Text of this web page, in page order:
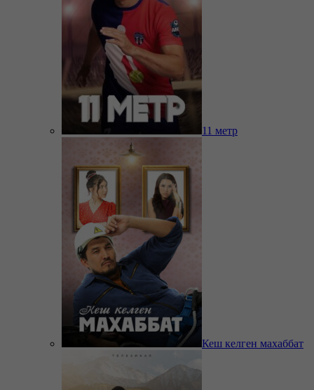
11 метр
Кеш келген махаббат